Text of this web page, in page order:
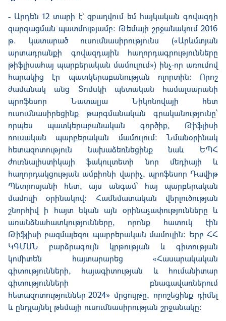
- Արդեն 12 տարի է՝ զբաղվում եմ հայկական գովազդի
զարգացման պատմությամբ: Թեմայի շրջանակում 2016
թ. կատարած ուսումնասիրությունս («Արևմտյան
արտադրանքի գովազդային հաղորդագրությունները
թիֆլիսահայ պարբերական մամուլում») ինչ-որ առումով
հարակից էր պատկերաբանության ոլորտին: Որոշ
ժամանակ անց Տոմսկի պետական համալսարանի
պրոֆեսոր Նատալյա Նիկոնովայի հետ
ուսումնասիրեցինք թարգմանական գրականությունը՝
որպես պատկերաբանական գործիք, Թիֆլիսի
ռուսական պարբերական մամուլում: Նմանօրինակ
հետազոտություն նախաձեռնեցինք նաև ԵՊՀ
ժուռնալիստիկայի ֆակուլտետի նոր մեդիայի և
հաղորդակցության ամբիոնի վարիչ, պրոֆեսոր Դավիթ
Պետրոսյանի հետ, այս անգամ՝ հայ պարբերական
մամուլի օրինակով: Համեմատական վերլուծության
շնորհիվ ի հայտ եկան այն օրինաչափությունները և
առանձնահատկությունները, որոնք հատուկ էին
Թիֆլիսի բազմալեզու պարբերական մամուլին: Երբ ՀՀ
ԿԳՄՍՆ բարձրագույն կրթության և գիտության
կոմիտեն հայտարարեց «Հասարակական
գիտությունների, հայագիտության և հումանիտար
գիտությունների բնագավառներում
հետազոտություններ-2024» մրցույթը, որոշեցինք դիմել
և ընդլայնել թեմայի ուսումնասիրության շրջանակը: